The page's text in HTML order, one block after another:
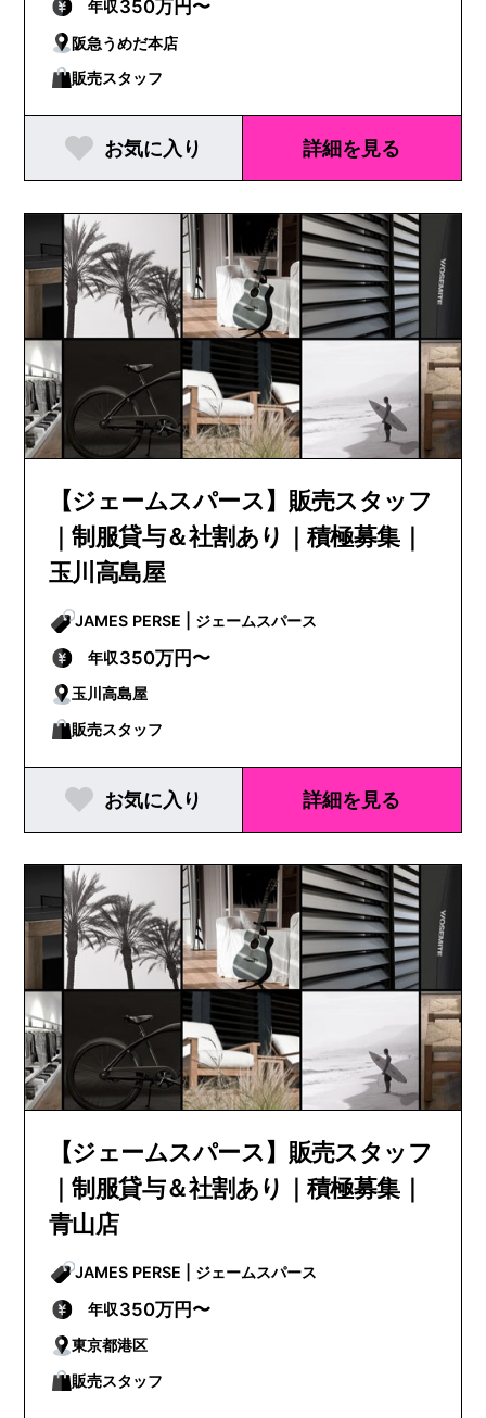
年収350万円〜
阪急うめだ本店
販売スタッフ
お気に入り 詳細を見る
【ジェームスパース】販売スタッフ
｜制服貸与＆社割あり｜積極募集｜
玉川高島屋
JAMES PERSE | ジェームスパース
年収350万円〜
玉川高島屋
販売スタッフ
お気に入り 詳細を見る
【ジェームスパース】販売スタッフ
｜制服貸与＆社割あり｜積極募集｜
青山店
JAMES PERSE | ジェームスパース
年収350万円〜
東京都港区
販売スタッフ